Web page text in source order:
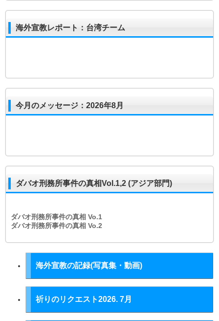
海外宣教レポート：台湾チーム
今月のメッセージ：2026年8月
ダバオ刑務所事件の真相Vol.1,2 (アジア部門)
ダバオ刑務所事件の真相Vo.1
ダバオ刑務所事件の真相Vo.2
海外宣教の記録(写真集・動画)
祈りのリクエスト2026. 7月